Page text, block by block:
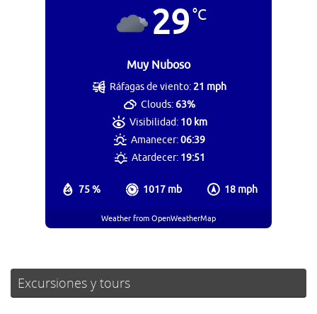
29°C
Muy Nuboso
75 % 1017 mb 18 mph
Ráfagas de viento:21 mph
Clouds:63%
Visibilidad: 10 km
Amanecer:06:39
Atardecer: 19:51
Weather from OpenWeatherMap
Excursiones y tours